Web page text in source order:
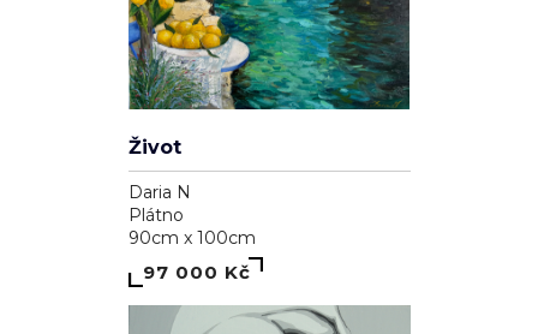
Život
Daria N
Plátno
90cm x 100cm
97 000 Kč